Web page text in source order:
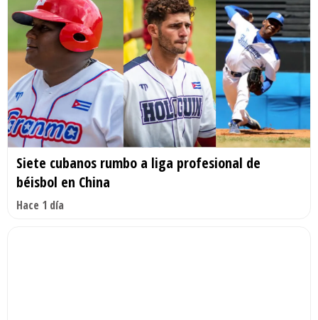
Siete cubanos rumbo a liga profesional de
béisbol en China
Hace 1 día